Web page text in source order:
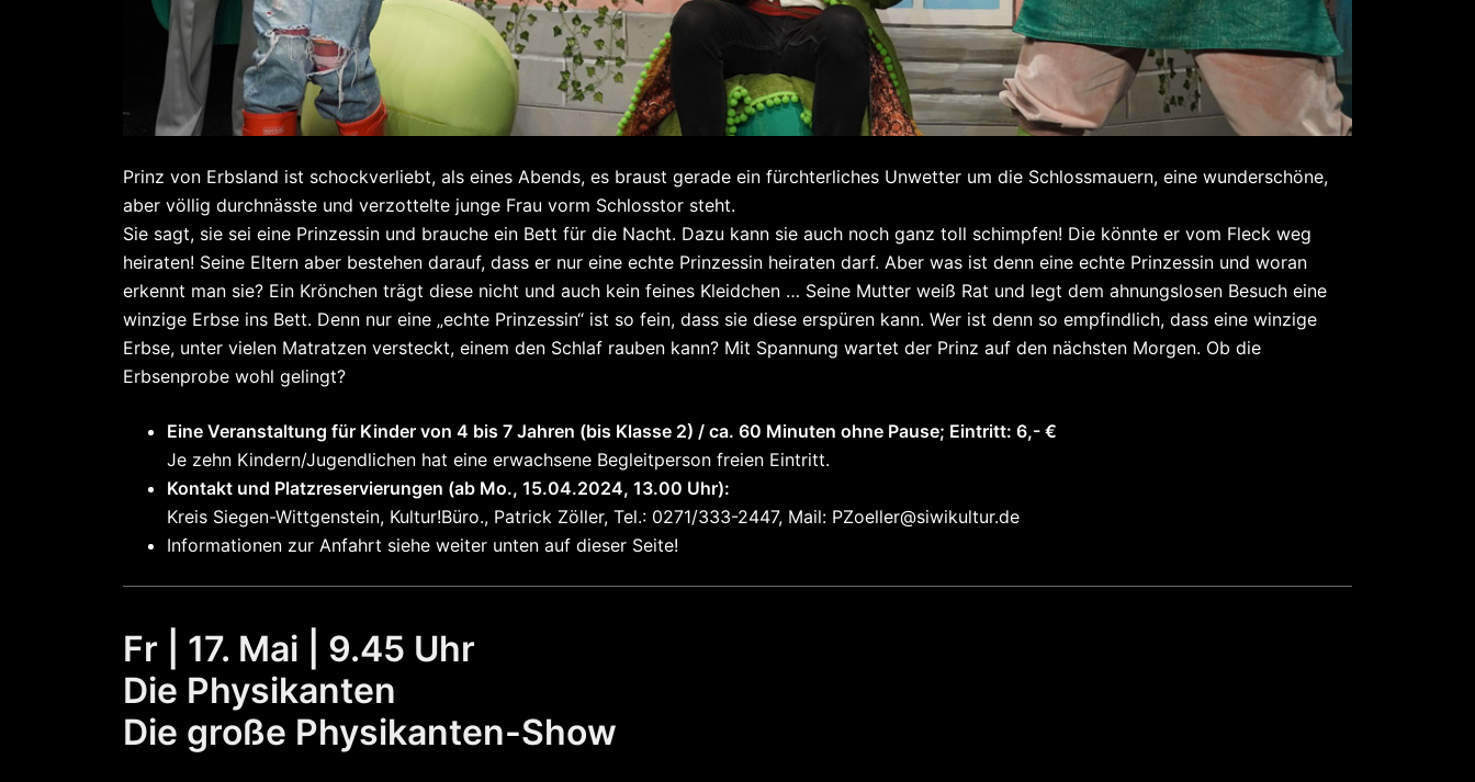
Prinz von Erbsland ist schockverliebt, als eines Abends, es braust gerade ein fürchterliches Unwetter um die Schlossmauern, eine wunderschöne,
aber völlig durchnässte und verzottelte junge Frau vorm Schlosstor steht.
Sie sagt, sie sei eine Prinzessin und brauche ein Bett für die Nacht. Dazu kann sie auch noch ganz toll schimpfen! Die könnte er vom Fleck weg
heiraten! Seine Eltern aber bestehen darauf, dass er nur eine echte Prinzessin heiraten darf. Aber was ist denn eine echte Prinzessin und woran
erkennt man sie? Ein Krönchen trägt diese nicht und auch kein feines Kleidchen … Seine Mutter weiß Rat und legt dem ahnungslosen Besuch eine
winzige Erbse ins Bett. Denn nur eine „echte Prinzessin“ ist so fein, dass sie diese erspüren kann. Wer ist denn so empfindlich, dass eine winzige
Erbse, unter vielen Matratzen versteckt, einem den Schlaf rauben kann? Mit Spannung wartet der Prinz auf den nächsten Morgen. Ob die
Erbsenprobe wohl gelingt?
Eine Veranstaltung für Kinder von 4 bis 7 Jahren (bis Klasse 2) / ca. 60 Minuten ohne Pause; Eintritt: 6,- €
Je zehn Kindern/Jugendlichen hat eine erwachsene Begleitperson freien Eintritt.
Kontakt und Platzreservierungen (ab Mo., 15.04.2024, 13.00 Uhr):
Kreis Siegen-Wittgenstein, Kultur!Büro., Patrick Zöller, Tel.: 0271/333-2447, Mail: PZoeller@siwikultur.de
Informationen zur Anfahrt siehe weiter unten auf dieser Seite!
Fr | 17. Mai | 9.45 Uhr
Die Physikanten
Die große Physikanten-Show